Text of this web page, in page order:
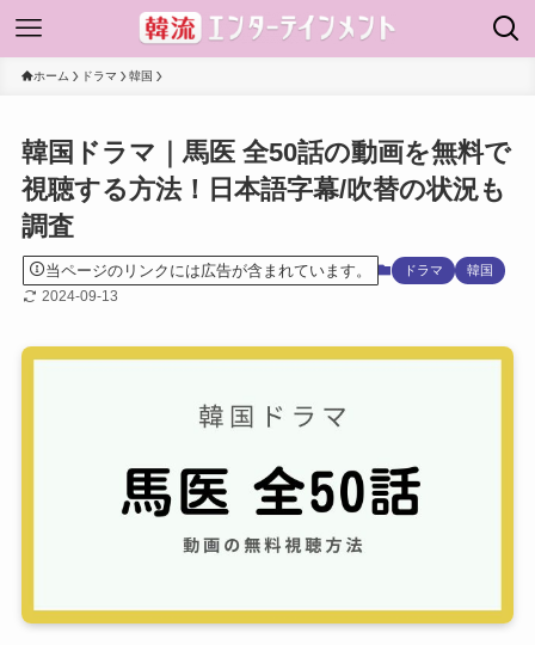
ホーム ドラマ 韓国
韓国ドラマ｜馬医 全50話の動画を無料で
視聴する方法！日本語字幕/吹替の状況も
調査
当ページのリンクには広告が含まれています。 ドラマ 韓国
2024-09-13